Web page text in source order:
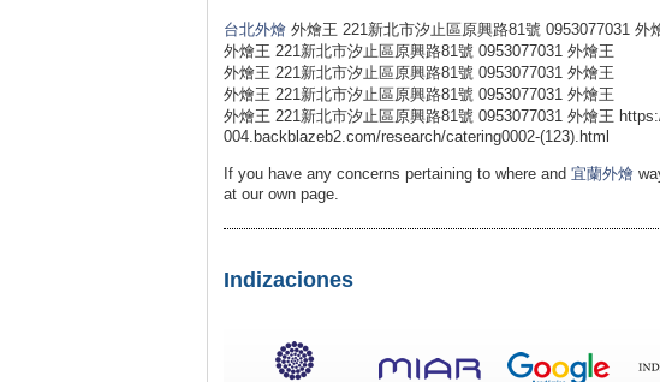
台北外燴 外燴王 221新北市汐止區原興路81號 0953077031 外
外燴王 221新北市汐止區原興路81號 0953077031 外燴王
外燴王 221新北市汐止區原興路81號 0953077031 外燴王
外燴王 221新北市汐止區原興路81號 0953077031 外燴王
外燴王 221新北市汐止區原興路81號 0953077031 外燴王
004.backblazeb2.com/research/catering0002-(123).html
If you have any concerns pertaining to where and 宜蘭外燴
at our own page.
Indizaciones